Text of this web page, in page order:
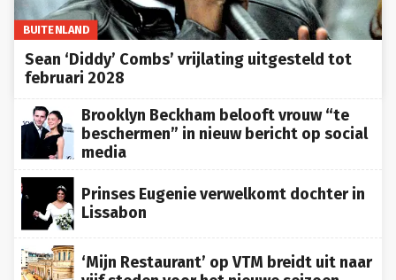
BUITENLAND
Sean ‘Diddy’ Combs’ vrijlating uitgesteld tot
februari 2028
Brooklyn Beckham belooft vrouw “te
beschermen” in nieuw bericht op social
media
Prinses Eugenie verwelkomt dochter in
Lissabon
‘Mijn Restaurant’ op VTM breidt uit naar
vijf steden voor het nieuwe seizoen